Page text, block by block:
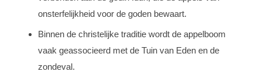
onsterfelijkheid voor de goden bewaart.
Binnen de christelijke traditie wordt de appelboom
vaak geassocieerd met de Tuin van Eden en de
zondeval.